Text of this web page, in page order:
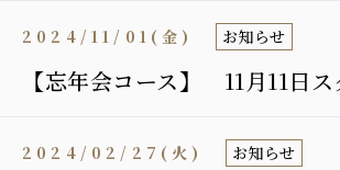
【忘年会コース】 11月11日ス
2024/11/01(金) お知らせ
2024/02/27(火) お知らせ